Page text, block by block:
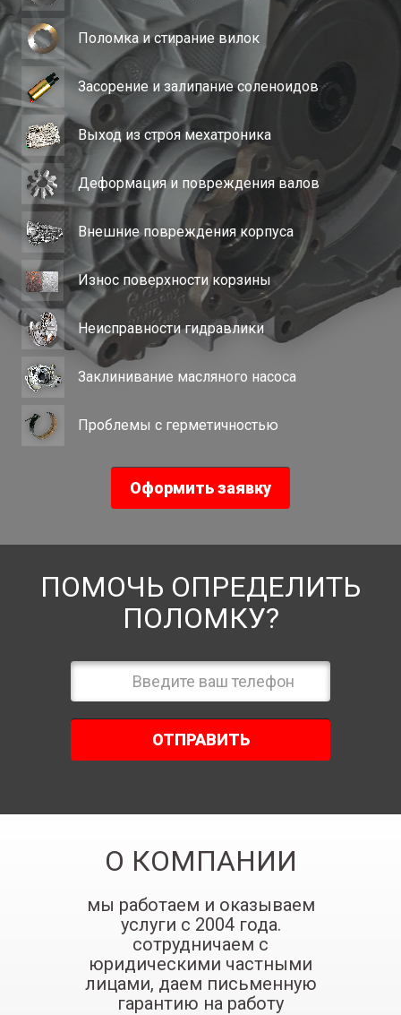
Поломка и стирание вилок
Засорение и залипание соленоидов
Выход из строя мехатроника
Деформация и повреждения валов
Внешние повреждения корпуса
Износ поверхности корзины
Неисправности гидравлики
Заклинивание масляного насоса
Проблемы с герметичностью
Оформить заявку
ПОМОЧЬ ОПРЕДЕЛИТЬ
ПОЛОМКУ?
ОТПРАВИТЬ
О КОМПАНИИ
мы работаем и оказываем
услуги с 2004 года.
сотрудничаем с
юридическими частными
лицами, даем письменную
гарантию на работу